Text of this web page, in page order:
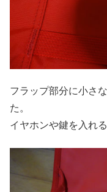
フラップ部分に小さ
た。
イヤホンや鍵を入れ